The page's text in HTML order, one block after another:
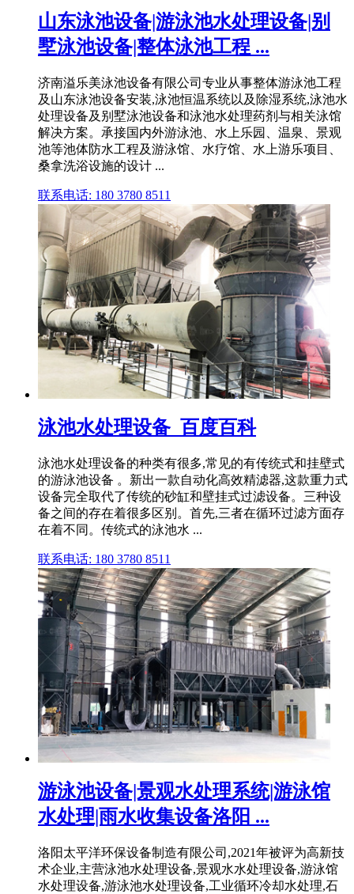
山东泳池设备|游泳池水处理设备|别
墅泳池设备|整体泳池工程 ...
济南溢乐美泳池设备有限公司专业从事整体游泳池工程
及山东泳池设备安装,泳池恒温系统以及除湿系统,泳池水
处理设备及别墅泳池设备和泳池水处理药剂与相关泳馆
解决方案。承接国内外游泳池、水上乐园、温泉、景观
池等池体防水工程及游泳馆、水疗馆、水上游乐项目、
桑拿洗浴设施的设计 ...
联系电话: 180 3780 8511
泳池水处理设备_百度百科
泳池水处理设备的种类有很多,常见的有传统式和挂壁式
的游泳池设备 。新出一款自动化高效精滤器,这款重力式
设备完全取代了传统的砂缸和壁挂式过滤设备。三种设
备之间的存在着很多区别。首先,三者在循环过滤方面存
在着不同。传统式的泳池水 ...
联系电话: 180 3780 8511
游泳池设备|景观水处理系统|游泳馆
水处理|雨水收集设备洛阳 ...
洛阳太平洋环保设备制造有限公司,2021年被评为高新技
术企业,主营泳池水处理设备,景观水水处理设备,游泳馆
水处理设备,游泳池水处理设备,工业循环冷却水处理,石